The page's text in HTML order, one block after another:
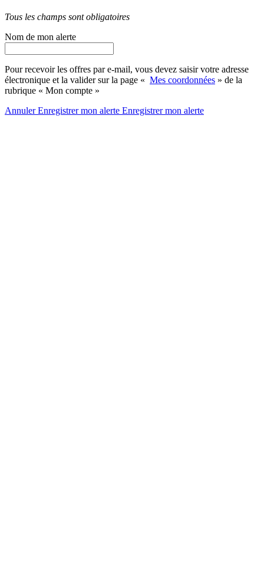
Tous les champs sont obligatoires
Nom de mon alerte
Pour recevoir les offres par e-mail, vous devez saisir votre adresse
électronique et la valider sur la page « Mes coordonnées » de la
rubrique « Mon compte »
AnnulerEnregistrer mon alerte Enregistrermon alerte